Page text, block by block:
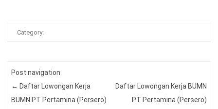
Category:
Post navigation
← Daftar Lowongan Kerja
BUMN PT Pertamina (Persero)
Daftar Lowongan Kerja BUMN
PT Pertamina (Persero)